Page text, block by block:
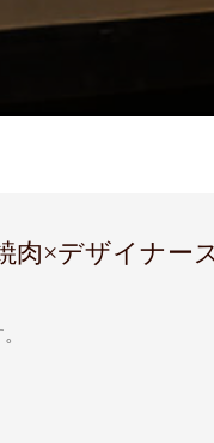
×デザイナー